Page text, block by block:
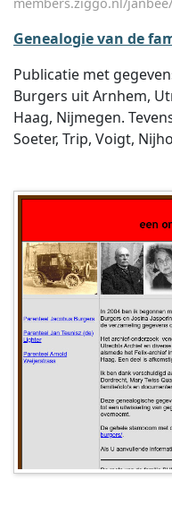
Genealogie van de
Publicatie met
Burgers uit Arnhem,
Haag, Nijmegen.
Soeter, Trip, Voigt,